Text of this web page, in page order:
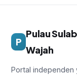
P
Pulau
Wajah
Portal independen